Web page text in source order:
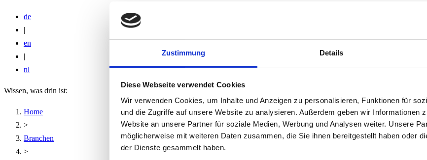
Zustimmung Details
Diese Webseite verwendet Cookies
Wir verwenden Cookies, um Inhalte und Anzeigen zu personalisieren, Funktionen für
und die Zugriffe auf unsere Website zu analysieren. Außerdem geben wir Informationen
Website an unsere Partner für soziale Medien, Werbung und Analysen weiter. Unsere
möglicherweise mit weiteren Daten zusammen, die Sie ihnen bereitgestellt haben oder
der Dienste gesammelt haben.
de
|
en
|
nl
Wissen, was drin ist:
Home
>
Branchen
>